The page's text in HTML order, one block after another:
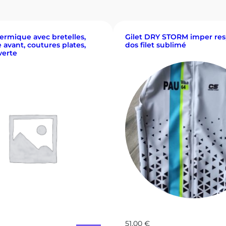
avec bretelles,
coutures plates,
Gilet DRY STORM imper
dos filet sublimé
51,00 €